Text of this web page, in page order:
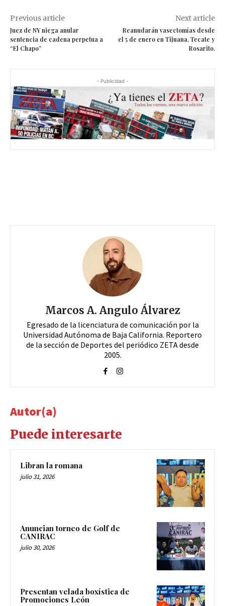
Previous article
Juez de NY niega anular
sentencia de cadena perpetua a
“El Chapo”
Next article
Reanudarán vasectomías desde
el 5 de enero en Tijuana, Tecate y
Rosarito.
- Publicidad -
Marcos A. Angulo Álvarez
Egresado de la licenciatura de comunicación por la
Universidad Autónoma de Baja California. Reportero
de la sección de Deportes del periódico ZETA desde
2005.
Autor(a)
Puede interesarte
Libran la romana
julio 31, 2026
Anuncian torneo de Golf de
CANIRAC
julio 30, 2026
Presentan velada boxística de
Promociones León